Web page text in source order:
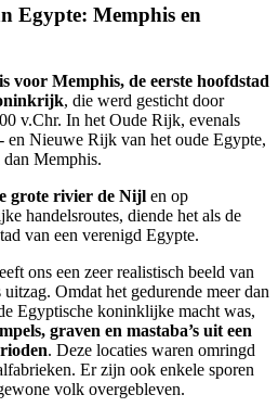
Egypte: Memphis en
voor Memphis, de eerste hoofdstad
, die werd gesticht door
v.Chr. In het Oude Rijk, evenals
en Nieuwe Rijk van het oude Egypte,
dan Memphis.
grote rivier de Nijl en op
handelsroutes, diende het als de
van een verenigd Egypte.
ons een zeer realistisch beeld van
Omdat het gedurende meer dan
Egyptische koninklijke macht was,
graven en mastaba’s uit een
. Deze locaties waren omringd
Er zijn ook enkele sporen
volk overgebleven.